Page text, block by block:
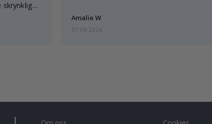
Amalie W
07.08.2026